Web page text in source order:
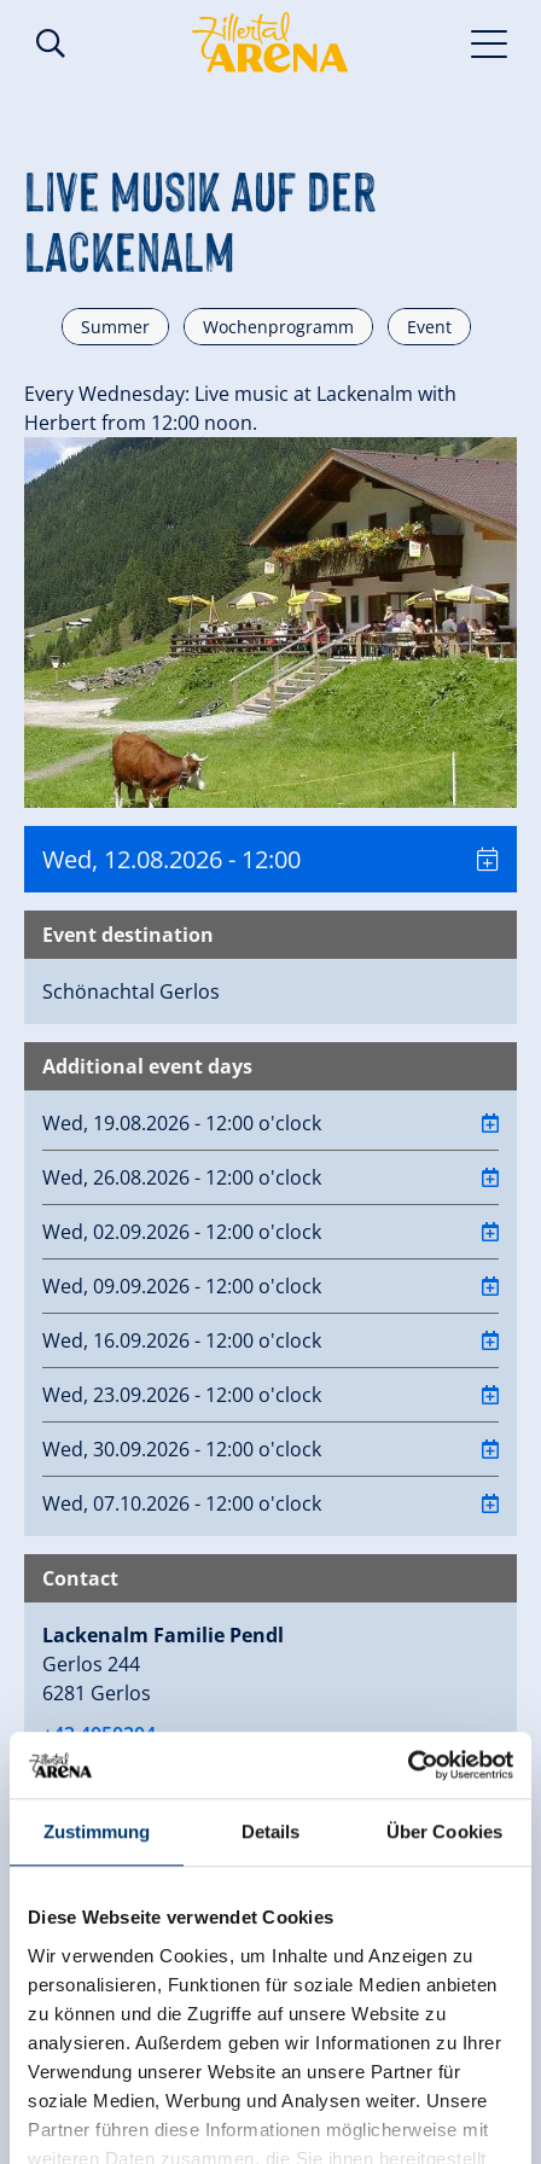
Zustimmung Details Über Cookies
Diese Webseite verwendet Cookies
Wir verwenden Cookies, um Inhalte und Anzeigen zu
personalisieren, Funktionen für soziale Medien anbieten
zu können und die Zugriffe auf unsere Website zu
analysieren. Außerdem geben wir Informationen zu Ihrer
Verwendung unserer Website an unsere Partner für
soziale Medien, Werbung und Analysen weiter. Unsere
Partner führen diese Informationen möglicherweise mit
weiteren Daten zusammen, die Sie ihnen bereitgestellt
Live Musik auf der
Lackenalm
Summer Wochenprogramm Event
Every Wednesday: Live music at Lackenalm with
Herbert from 12:00 noon.
Wed, 12.08.2026- 12:00
Event destination
Schönachtal Gerlos
Additional event days
Wed, 19.08.2026 - 12:00 o'clock
Wed, 26.08.2026 - 12:00 o'clock
Wed, 02.09.2026 - 12:00 o'clock
Wed, 09.09.2026 - 12:00 o'clock
Wed, 16.09.2026 - 12:00 o'clock
Wed, 23.09.2026 - 12:00 o'clock
Wed, 30.09.2026 - 12:00 o'clock
Wed, 07.10.2026 - 12:00 o'clock
Contact
Lackenalm Familie Pendl
Gerlos 244
6281 Gerlos
+43 4050204